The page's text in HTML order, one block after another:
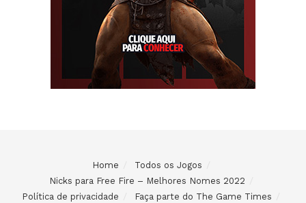
Home
Todos os Jogos
Nicks para Free Fire – Melhores Nomes 2022
Política de privacidade
Faça parte do The Game Times